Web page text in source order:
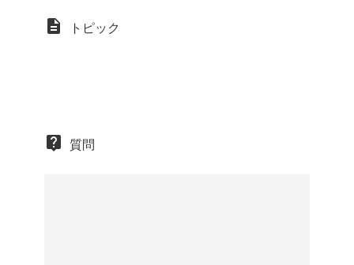
トピック
質問